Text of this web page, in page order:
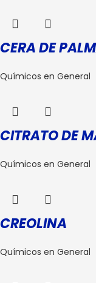
CERA DE
Químicos en General
CITRATO DE
Químicos en General
CREOLINA
Químicos en General